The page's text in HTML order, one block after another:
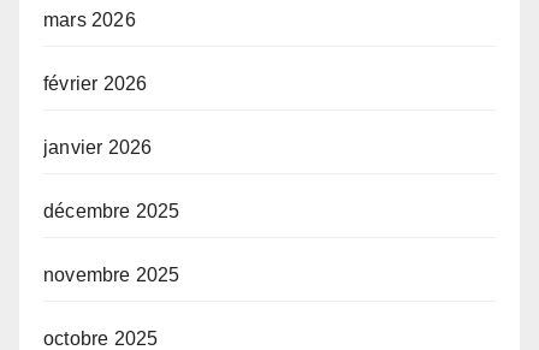
mars 2026
février 2026
janvier 2026
décembre 2025
novembre 2025
octobre 2025